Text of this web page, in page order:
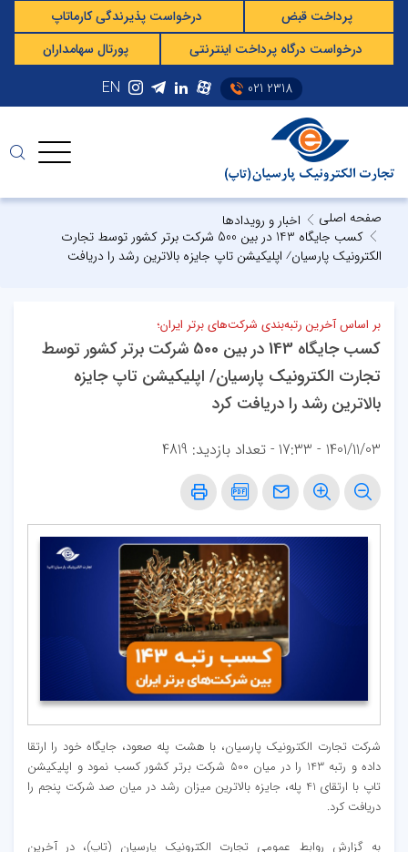
پرداخت قبض
درخواست پذیرندگی کارماتاپ
درخواست درگاه پرداخت اینترنتی
پورتال سهامداران
EN 021 2318
صفحه اصلی
اخبار و رویدادها
کسب جایگاه 143 در بین 500 شرکت برتر کشور توسط تجارت
الکترونیک پارسیان⁄ اپلیکیشن تاپ جایزه بالاترین رشد را دریافت
بر اساس آخرین رتبه‌بندی شرکت‌های برتر ایران؛
کسب جایگاه 143 در بین 500 شرکت برتر کشور توسط
تجارت الکترونیک پارسیان/ اپلیکیشن تاپ جایزه
بالاترین رشد را دریافت کرد
1401/11/03 - 17:33 - تعداد بازدید: 4819
شرکت تجارت الکترونیک پارسیان، با هشت پله صعود، جایگاه خود را ارتقا
داده و رتبه 143 را در میان 500 شرکت برتر کشور کسب نمود و اپلیکیشن
تاپ با ارتقای 41 پله، جایزه بالاترین میزان رشد در میان صد شرکت پنجم را
دریافت کرد.
به گزارش روابط عمومی تجارت الکترونیک پارسیان (تاپ)، در آخرین